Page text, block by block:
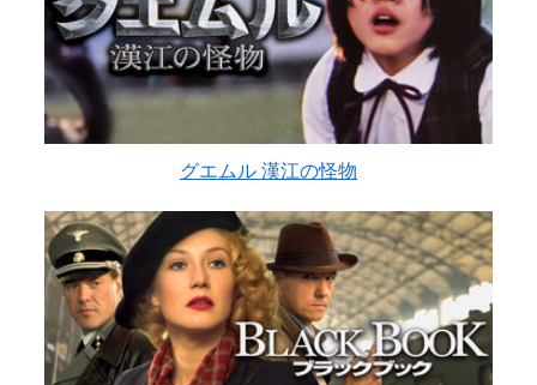
グエムル 漢江の怪物